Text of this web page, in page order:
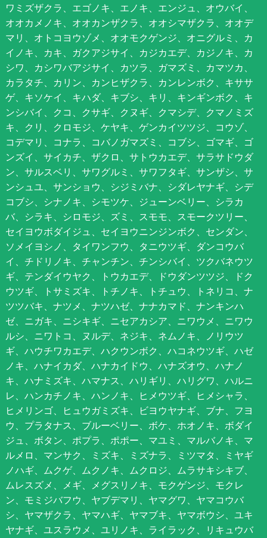
ワミズザクラ、エゴノキ、エノキ、エンジュ、オウバイ、
オオカメノキ、オオカンザクラ、オオシマザクラ、オオデ
マリ、オトコヨウゾメ、オオモクゲンジ、オニグルミ、カ
イノキ、カキ、ガクアジサイ、カジカエデ、カジノキ、カ
シワ、カシワバアジサイ、カツラ、ガマズミ、カマツカ、
カラタチ、カリン、カンヒザクラ、カンレンボク、キササ
ゲ、キソケイ、キハダ、キブシ、キリ、キンギンボク、キ
ンシバイ、クコ、クサギ、クヌギ、クマシデ、クマノミズ
キ、クリ、クロモジ、ケヤキ、ゲンカイツツジ、コウゾ、
コデマリ、コナラ、コバノガマズミ、コブシ、ゴマギ、ゴ
ンズイ、サイカチ、ザクロ、サトウカエデ、サラサドウダ
ン、サルスベリ、サワグルミ、サワフタギ、サンザシ、サ
ンシュユ、サンショウ、シジミバナ、シダレヤナギ、シデ
コブシ、シナノキ、シモツケ、ジューンベリー、シラカ
バ、シラキ、シロモジ、ズミ、スモモ、スモークツリー、
セイヨウボダイジュ、セイヨウニンジンボク、センダン、
ソメイヨシノ、タイワンフウ、タニウツギ、ダンコウバ
イ、チドリノキ、チャンチン、チンシバイ、ツクバネウツ
ギ、テンダイウヤク、トウカエデ、ドウダンツツジ、ドク
ウツギ、トサミズキ、トチノキ、トチュウ、トネリコ、ナ
ツツバキ、ナツメ、ナツハゼ、ナナカマド、ナンキンハ
ゼ、ニガキ、ニシキギ、ニセアカシア、ニワウメ、ニワウ
ルシ、ニワトコ、ヌルデ、ネジキ、ネムノキ、ノリウツ
ギ、ハウチワカエデ、ハクウンボク、ハコネウツギ、ハゼ
ノキ、ハナイカダ、ハナカイドウ、ハナズオウ、ハナノ
キ、ハナミズキ、ハマナス、ハリギリ、ハリグワ、ハルニ
レ、ハンカチノキ、ハンノキ、ヒメウツギ、ヒメシャラ、
ヒメリンゴ、ヒュウガミズキ、ビヨウヤナギ、ブナ、フヨ
ウ、プラタナス、ブルーベリー、ボケ、ホオノキ、ボダイ
ジュ、ボタン、ポプラ、ポポー、マユミ、マルバノキ、マ
ルメロ、マンサク、ミズキ、ミズナラ、ミツマタ、ミヤギ
ノハギ、ムクゲ、ムクノキ、ムクロジ、ムラサキシキブ、
ムレスズメ、メギ、メグスリノキ、モクゲンジ、モクレ
ン、モミジバフウ、ヤブデマリ、ヤマグワ、ヤマコウバ
シ、ヤマザクラ、ヤマハギ、ヤマブキ、ヤマボウシ、ユキ
ヤナギ、ユスラウメ、ユリノキ、ライラック、リキュウバ